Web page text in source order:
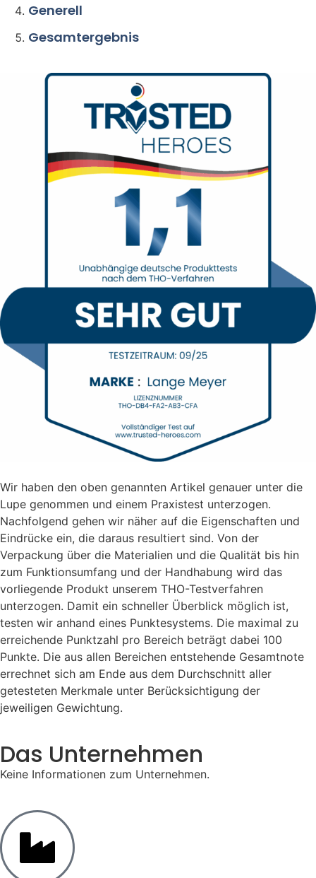
Generell
Gesamtergebnis
Wir haben den oben genannten Artikel genauer unter die
Lupe genommen und einem Praxistest unterzogen.
Nachfolgend gehen wir näher auf die Eigenschaften und
Eindrücke ein, die daraus resultiert sind. Von der
Verpackung über die Materialien und die Qualität bis hin
zum Funktionsumfang und der Handhabung wird das
vorliegende Produkt unserem THO-Testverfahren
unterzogen. Damit ein schneller Überblick möglich ist,
testen wir anhand eines Punktesystems. Die maximal zu
erreichende Punktzahl pro Bereich beträgt dabei 100
Punkte. Die aus allen Bereichen entstehende Gesamtnote
errechnet sich am Ende aus dem Durchschnitt aller
getesteten Merkmale unter Berücksichtigung der
jeweiligen Gewichtung.
Das Unternehmen
Keine Informationen zum Unternehmen.